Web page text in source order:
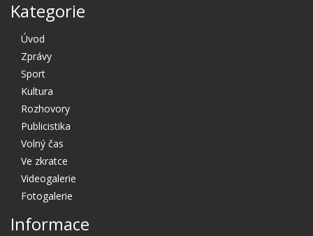
Kategorie
Úvod
Zprávy
Sport
Kultura
Rozhovory
Publicistika
Volný čas
Ve zkratce
Videogalerie
Fotogalerie
Informace